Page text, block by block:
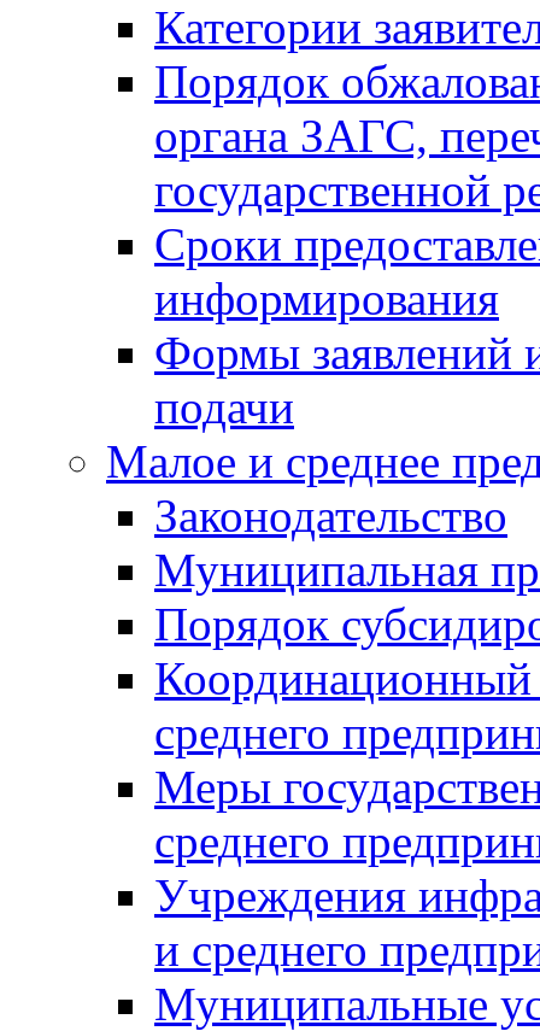
Категории
Порядок
органа ЗАГС,
государственной
Сроки
информирования
Формы заявлений
подачи
Малое и среднее
Законодательство
Муниципальная
Порядок
Координационный
среднего
Меры
среднего
Учреждения
и среднего
Муниципальные